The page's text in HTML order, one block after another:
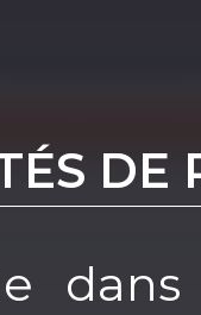
DE
dans